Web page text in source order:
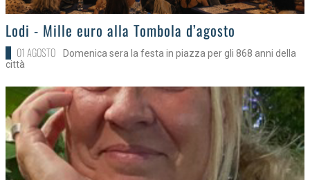
>Lodi - Mille euro alla Tombola d’agosto
01 AGOSTO
Domenica sera la festa in piazza per gli 868 anni della
città